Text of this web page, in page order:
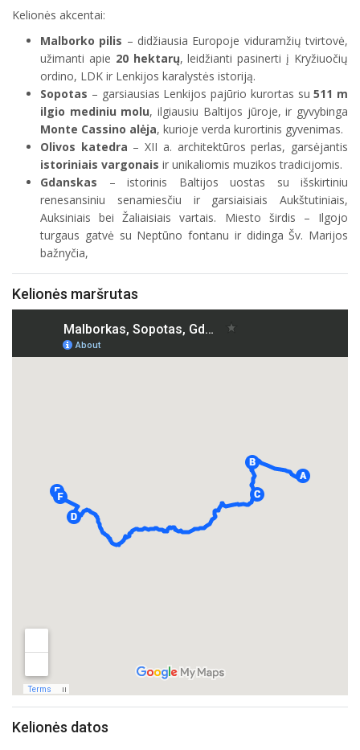
Kelionės akcentai:
Malborko pilis – didžiausia Europoje viduramžių tvirtovė,
užimanti apie 20 hektarų, leidžianti pasinerti į Kryžiuočių
ordino, LDK ir Lenkijos karalystės istoriją.
Sopotas – garsiausias Lenkijos pajūrio kurortas su511 m
ilgio mediniu molu, ilgiausiu Baltijos jūroje, ir gyvybinga
Monte Cassino alėja, kurioje verda kurortinis gyvenimas.
Olivos katedra – XII a. architektūros perlas, garsėjantis
istoriniais vargonais ir unikaliomis muzikos tradicijomis.
Gdanskas – istorinis Baltijos uostas su išskirtiniu
renesansiniu senamiesčiu ir garsiaisiais Aukštutiniais,
Auksiniais bei Žaliaisiais vartais. Miesto širdis – Ilgojo
turgaus gatvė su Neptūno fontanu ir didinga Šv. Marijos
bažnyčia,
Kelionės maršrutas
Kelionės datos